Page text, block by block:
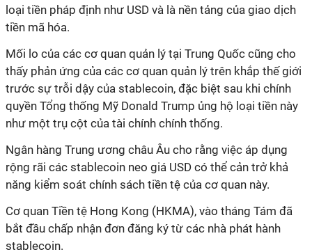
loại tiền pháp định như USD và là nền tảng của giao dịch
tiền mã hóa.
Mối lo của các cơ quan quản lý tại Trung Quốc cũng cho
thấy phản ứng của các cơ quan quản lý trên khắp thế giới
trước sự trỗi dậy của stablecoin, đặc biệt sau khi chính
quyền Tổng thống Mỹ Donald Trump ủng hộ loại tiền này
như một trụ cột của tài chính chính thống.
Ngân hàng Trung ương châu Âu cho rằng việc áp dụng
rộng rãi các stablecoin neo giá USD có thể cản trở khả
năng kiểm soát chính sách tiền tệ của cơ quan này.
Cơ quan Tiền tệ Hong Kong (HKMA), vào tháng Tám đã
bắt đầu chấp nhận đơn đăng ký từ các nhà phát hành
stablecoin.